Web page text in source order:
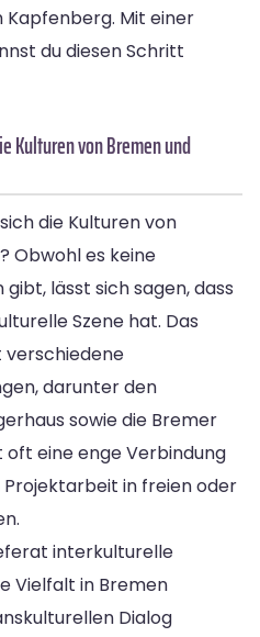
Kapfenberg. Mit einer
du diesen Schritt
Kulturen von Bremen und
die Kulturen von
Obwohl es keine
lässt sich sagen, dass
Szene hat. Das
darunter den
sowie die Bremer
oft eine enge Verbindung
in freien oder
interkulturelle
Vielfalt in Bremen
Dialog